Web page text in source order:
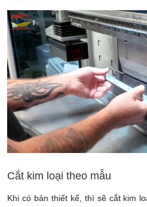
Cắt kim loại theo mẫu
Khi có bản thiết kế, thì sẽ cắt kim